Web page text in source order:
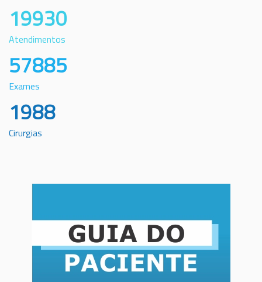
19930
Atendimentos
57885
Exames
1988
Cirurgias